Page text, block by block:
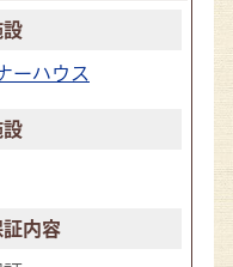
ーハウス